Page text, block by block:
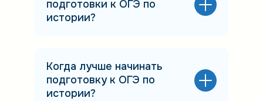
подготовки к ОГЭ по
истории?
Когда лучше начинать
подготовку к ОГЭ по
истории?